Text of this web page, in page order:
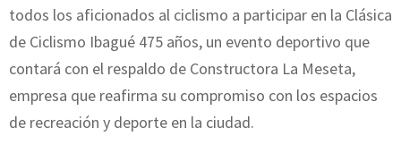
todos los aficionados al ciclismo a participar en la Clásica
de Ciclismo Ibagué 475 años, un evento deportivo que
contará con el respaldo de Constructora La Meseta,
empresa que reafirma su compromiso con los espacios
de recreación y deporte en la ciudad.